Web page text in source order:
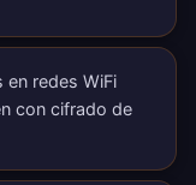
redes WiFi
con cifrado de